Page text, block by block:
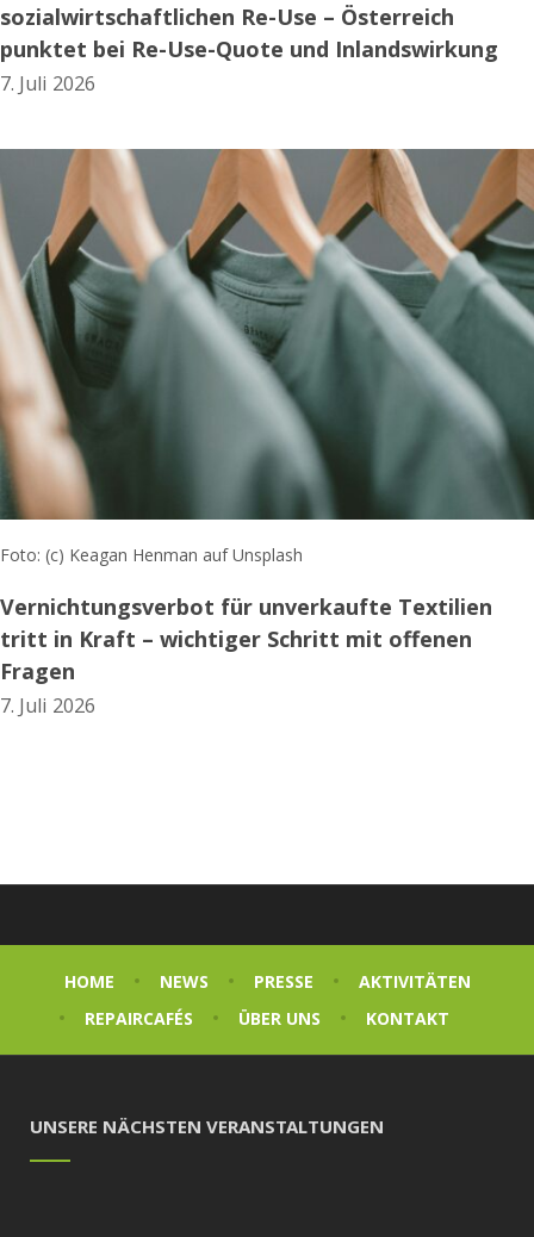
sozialwirtschaftlichen Re-Use – Österreich
punktet bei Re-Use-Quote und Inlandswirkung
7. Juli 2026
Foto: (c) Keagan Henman auf Unsplash
Vernichtungsverbot für unverkaufte Textilien
tritt in Kraft – wichtiger Schritt mit offenen
Fragen
7. Juli 2026
HOME NEWS PRESSE
AKTIVITÄTEN
REPAIRCAFÉS
ÜBER UNS KONTAKT
UNSERE NÄCHSTEN VERANSTALTUNGEN